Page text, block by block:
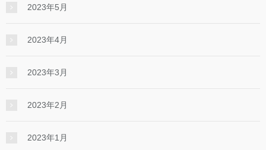
2023年5月
2023年4月
2023年3月
2023年2月
2023年1月